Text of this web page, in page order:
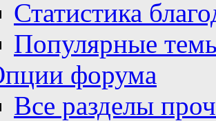
Статистика
Популярные
форума
Все разделы